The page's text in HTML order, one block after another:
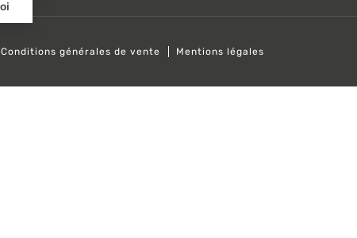
Conditions générales de vente Mentions légales